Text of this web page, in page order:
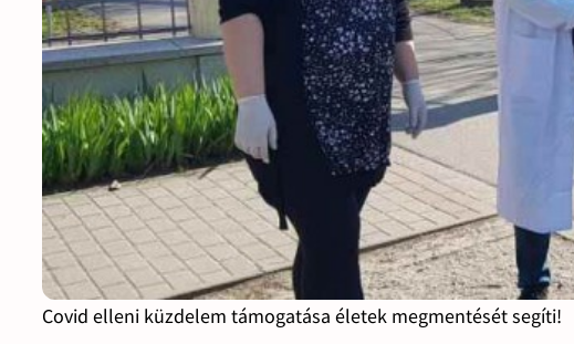
Covid elleni küzdelem támogatása életek megmentését segíti!